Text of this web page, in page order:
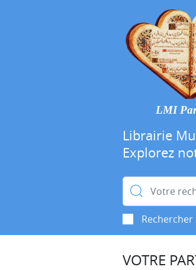
LMI
Librairie
Explorez
Rechercher :
VOTRE